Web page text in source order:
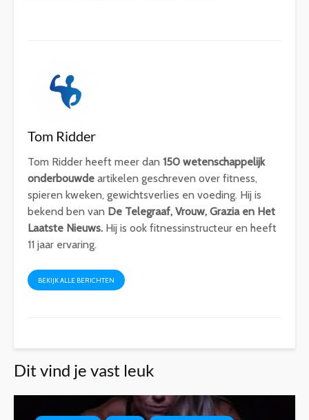
Tom Ridder
Tom Ridder heeft meer dan 150 wetenschappelijk
onderbouwde artikelen geschreven over fitness,
spieren kweken, gewichtsverlies en voeding. Hij is
bekend ben van De Telegraaf, Vrouw, Grazia en Het
Laatste Nieuws. Hij is ook fitnessinstructeur en heeft
11 jaar ervaring.
BEKIJK ALLE BERICHTEN
Dit vind je vast leuk